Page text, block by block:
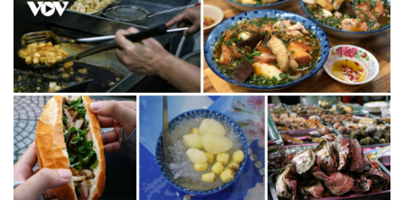
Sức khỏe
Đời sống